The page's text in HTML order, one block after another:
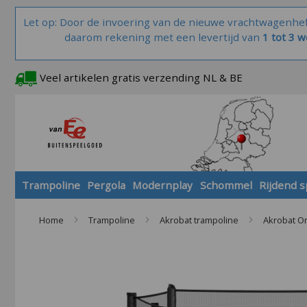
Let op: Door de invoering van de nieuwe
daarom rekening met een levertijd van 1 tot 3
Veel artikelen gratis verzending NL & BE
Trampoline Pergola Modernplay Schommel Rijdend
Home Trampoline Akrobat trampoline Akrobat